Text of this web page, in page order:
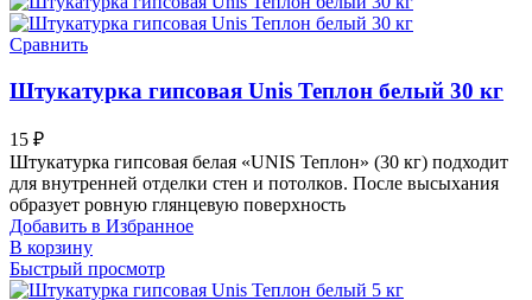
Сравнить
Штукатурка гипсовая Unis Теплон белый 30 кг
15 ₽
Штукатурка гипсовая белая «UNIS Теплон» (30 кг) подходит
для внутренней отделки стен и потолков. После высыхания
образует ровную глянцевую поверхность
Добавить в Избранное
В корзину
Быстрый просмотр